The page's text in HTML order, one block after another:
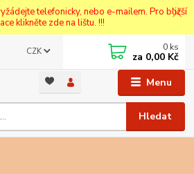
telefonicky, nebo e-mailem. Pro bližší
klikněte zde na lištu. !!!
Menu
CZK
Hledat
0 ks
za 0,00 Kč